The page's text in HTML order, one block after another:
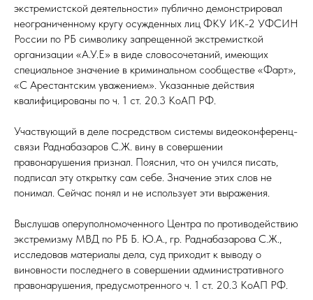
экстремистской деятельности» публично демонстрировал
неограниченному кругу осужденных лиц ФКУ ИК-2 УФСИН
России по РБ символику запрещенной экстремисткой
организации «А.У.Е» в виде словосочетаний, имеющих
специальное значение в криминальном сообществе «Фарт»,
«С Арестантским уважением». Указанные действия
квалифицированы по ч. 1 ст. 20.3 КоАП РФ.
Участвующий в деле посредством системы видеоконференц-
связи Раднабазаров С.Ж. вину в совершении
правонарушения признал. Пояснил, что он учился писать,
подписал эту открытку сам себе. Значение этих слов не
понимал. Сейчас понял и не использует эти выражения.
Выслушав оперуполномоченного Центра по противодействию
экстремизму МВД по РБ Б. Ю.А., гр. Раднабазарова С.Ж.,
исследовав материалы дела, суд приходит к выводу о
виновности последнего в совершении административного
правонарушения, предусмотренного ч. 1 ст. 20.3 КоАП РФ.